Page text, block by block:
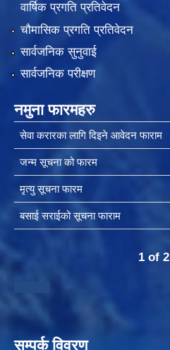
वार्षिक प्रगति प्रतिवेदन
चौमासिक प्रगति प्रतिवेदन
सार्वजनिक सुनुवाई
सार्वजनिक परीक्षण
नमुना फारमहरु
सेवा करारका लागि दिइने आवेदन फाराम
जन्म सूचना को फारम
मृत्यु सूचना फारम
बसाई सराईको सूचना फाराम
1 of 2
सम्पर्क विवरण